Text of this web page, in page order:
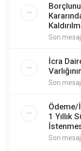
Son
İcra
Son
Ödeme/
1 Yıllık
Son